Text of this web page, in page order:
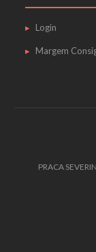
Login
Margem
PRACA